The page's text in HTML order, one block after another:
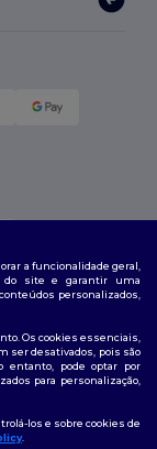
a funcionalidade geral,
do site e garantir uma
personalizados,
Os cookies essenciais,
ser desativados, pois são
entanto, pode optar por
para personalização,
los e sobre cookies de
.